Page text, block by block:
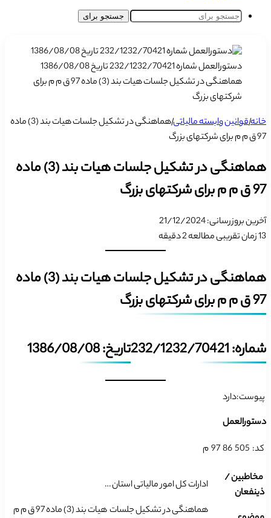
جستجو برای
دستورالعمل شماره 232/1232/70421 تاریخ 1386/08/08
هماهنگی در تشکیل جلسات هیات بند (3) ماده 97 ق م م برای
شرکتهای بزرگ
خانه|قوانین وابسته مالیاتی|
هماهنگی در تشکیل جلسات هیات بند (3) ماده
97 ق م م برای شرکتهای بزرگ
هماهنگی در تشکیل جلسات هیات بند (3) ماده
97 ق م م برای شرکتهای بزرگ
آخرین بروزرسانی: 21/12/2024
13زمان تقریبی مطالعه 2 دقیقه
هماهنگی در تشکیل جلسات هیات بند (3) ماده
97 ق م م برای شرکتهای بزرگ
شماره: 232/1232/70421 تاریخ: 1386/08/08
پیوست:دارد
دستورالعمل
کد: 505
86
97م
مخاطبین /
ذینفعان
ادارات کل امور مالیاتی استان …
هماهنگی در تشکیل جلسات هیات بند (3) ماده 97 ق م م